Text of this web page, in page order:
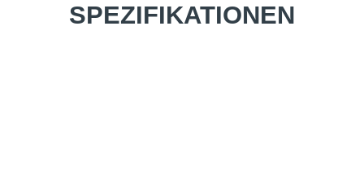
SPEZIFIKATIONEN